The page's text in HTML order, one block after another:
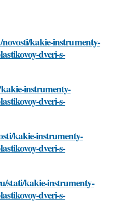
kakie-instrumenty-
dveri-s-
instrumenty-
dveri-s-
kakie-instrumenty-
dveri-s-
stati/kakie-instrumenty-
dveri-s-